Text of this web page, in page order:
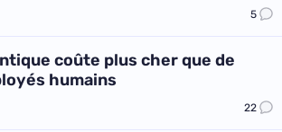
5
coûte plus cher que de
humains
22